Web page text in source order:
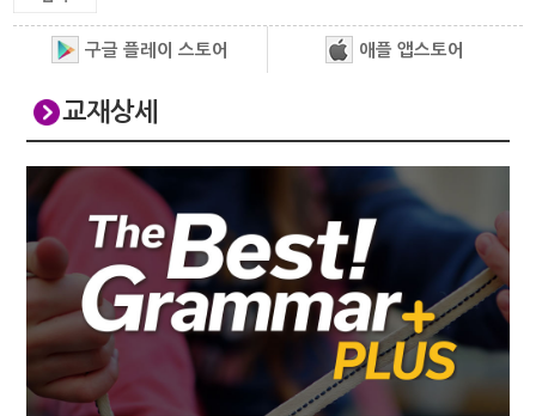
구글 플레이 스토어 애플 앱스토어
교재상세